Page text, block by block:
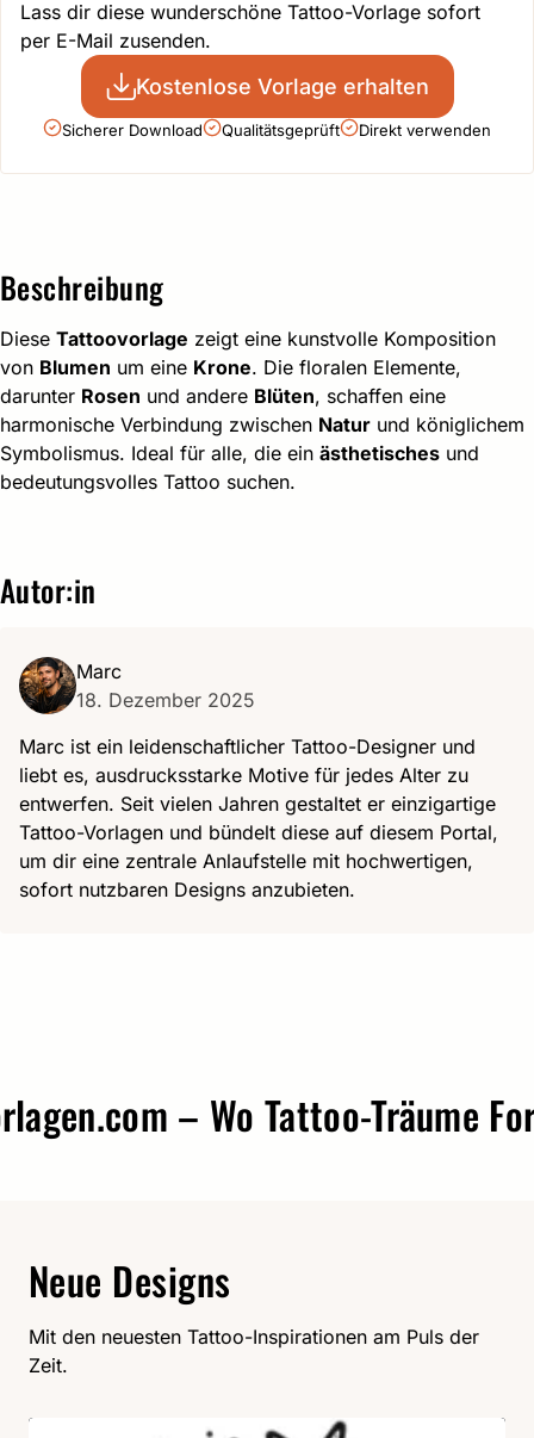
Lass dir diese wunderschöne Tattoo-Vorlage sofort
per E-Mail zusenden.
Kostenlose Vorlage erhalten
Sicherer Download Qualitätsgeprüft Direkt verwenden
Beschreibung
Diese Tattoovorlage zeigt eine kunstvolle Komposition
von Blumen um eine Krone. Die floralen Elemente,
darunter Rosen und andere Blüten, schaffen eine
harmonische Verbindung zwischen Natur und königlichem
Symbolismus. Ideal für alle, die ein ästhetisches und
bedeutungsvolles Tattoo suchen.
Autor:in
Marc
18. Dezember 2025
Marc ist ein leidenschaftlicher Tattoo-Designer und
liebt es, ausdrucksstarke Motive für jedes Alter zu
entwerfen. Seit vielen Jahren gestaltet er einzigartige
Tattoo-Vorlagen und bündelt diese auf diesem Portal,
um dir eine zentrale Anlaufstelle mit hochwertigen,
sofort nutzbaren Designs anzubieten.
– Wo Tattoo-Träume Form
Neue Designs
Mit den neuesten Tattoo-Inspirationen am Puls der
Zeit.